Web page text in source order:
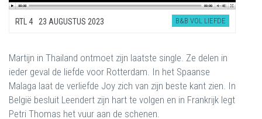
RTL 4 23 AUGUSTUS 2023 B&B VOL LIEFDE
Martijn in Thailand ontmoet zijn laatste single. Ze delen in
ieder geval de liefde voor Rotterdam. In het Spaanse
Malaga laat de verliefde Joy zich van zijn beste kant zien. In
België besluit Leendert zijn hart te volgen en in Frankrijk legt
Petri Thomas het vuur aan de schenen.